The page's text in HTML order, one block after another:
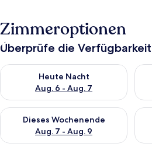
Zimmeroptionen
Überprüfe die
Heute Nacht
Aug. 6 - Aug. 7
Überprüfe die Verfügbarkeit für
Dieses Wochenende
Aug. 7 - Aug. 9
Überprüfe die Verfügbarkeit für